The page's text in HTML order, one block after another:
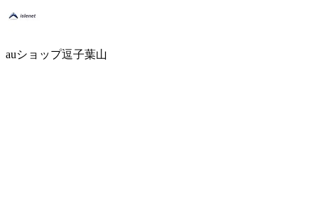
auショップ逗子葉山